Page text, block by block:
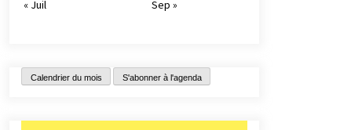
« Juil
Sep »
Calendrier du mois S'abonner à l'agenda